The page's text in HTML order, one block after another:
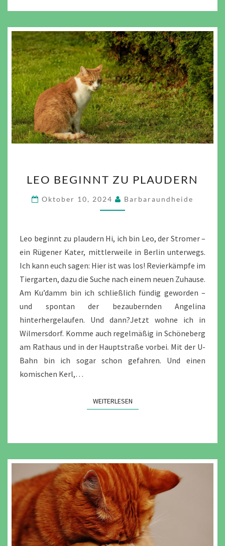
BEGINNT
ZU
PLAUDERN
LEO BEGINNT ZU PLAUDERN
Oktober 10, 2024 Barbaraundheide
Leo beginnt zu plaudern Hi, ich bin Leo, der Stromer –
ein Rügener Kater, mittlerweile in Berlin unterwegs.
Ich kann euch sagen: Hier ist was los! Revierkämpfe im
Tiergarten, dazu die Suche nach einem neuen Zuhause.
Am Ku’damm bin ich schließlich fündig geworden –
und spontan der bezaubernden Angelina
hinterhergelaufen. Und dann?Jetzt wohne ich in
Wilmersdorf. Komme auch regelmäßig in Schöneberg
am Rathaus und in der Hauptstraße vorbei. Mit der U-
Bahn bin ich sogar schon gefahren. Und einen
komischen Kerl,…
WEITERLESENWEITERLESEN